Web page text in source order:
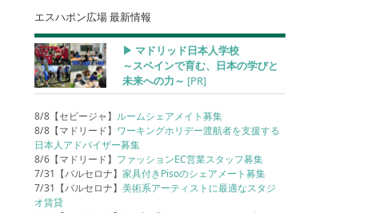
エスハポン広場 最新情報
▶︎ マドリッド日本人学校
～スペインで育む、日本の学びと
未来への力～ [PR]
8/8【セビージャ】ルームシェアメイト募集
8/8【マドリード】 ワーキングホリデー渡航者を支援する
日本人アドバイザー募集
8/6【マドリード】 ファッションEC営業スタッフ募集
7/31【バルセロナ】家具付きPisoのシェアメート募集
7/31【バルセロナ】美術系アーティストに最適なスタジ
オ賃貸